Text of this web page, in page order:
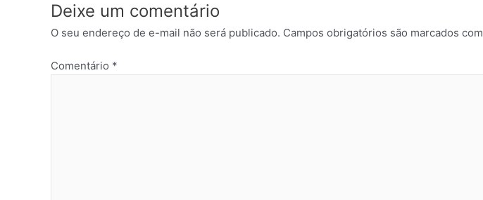
Deixe um comentário
O seu endereço de e-mail não será publicado. Campos obrigatórios são marcados com
Comentário *